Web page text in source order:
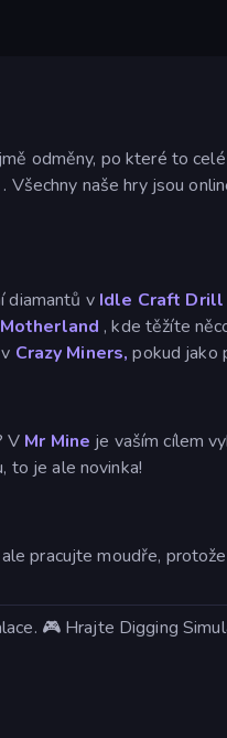
odměny, po které to
. Všechny naše hry jsou
diamantů v Idle Craft Drill
Motherland , kde těžíte
Crazy Miners, pokud jako
V Mr Mine je vaším cílem
to je ale novinka!
pracujte moudře,
🎮 Hrajte Digging